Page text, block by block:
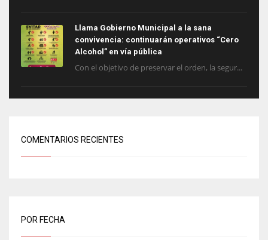
Llama Gobierno Municipal a la sana
convivencia: continuarán operativos “Cero
Alcohol” en vía pública
Con el objetivo de preservar el orden, la segur...
COMENTARIOS RECIENTES
POR FECHA